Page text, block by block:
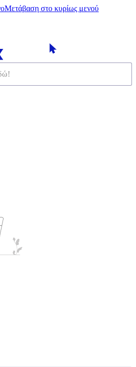
Μετάβαση στο κυρίως μενού